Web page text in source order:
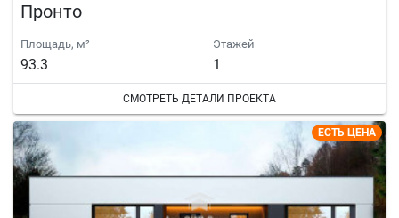
Пронто
Площадь, м²
93.3
Этажей
1
СМОТРЕТЬ ДЕТАЛИ ПРОЕКТА
ЕСТЬ ЦЕНА